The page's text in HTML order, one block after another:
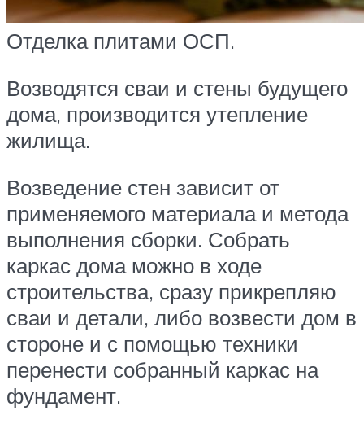
Отделка плитами ОСП.
Возводятся сваи и стены будущего
дома, производится утепление
жилища.
Возведение стен зависит от
применяемого материала и метода
выполнения сборки. Собрать
каркас дома можно в ходе
строительства, сразу прикрепляю
сваи и детали, либо возвести дом в
стороне и с помощью техники
перенести собранный каркас на
фундамент.